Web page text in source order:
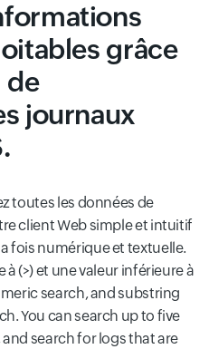
grâce
de
journaux
toutes les données de
client Web simple et intuitif
fois numérique et textuelle.
(>) et une valeur inférieure à
search, and substring
You can search up to five
search for logs that are